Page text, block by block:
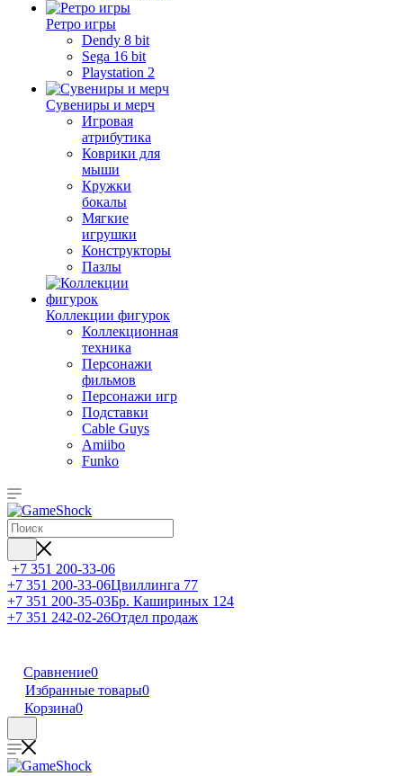
Ретро игры
Dendy 8 bit
Sega 16 bit
Playstation 2
Сувениры и мерч
Игровая
атрибутика
Коврики для
мыши
Кружки
бокалы
Мягкие
игрушки
Конструкторы
Пазлы
Коллекции фигурок
Коллекционная
техника
Персонажи
фильмов
Персонажи игр
Подставки
Cable Guys
Amiibo
Funko
+7 351 200-33-06
+7 351 200-33-06Цвиллинга 77
+7 351 200-35-03Бр. Кашириных 124
+7 351 242-02-26Отдел продаж
Сравнение0
Избранные товары0
Корзина0